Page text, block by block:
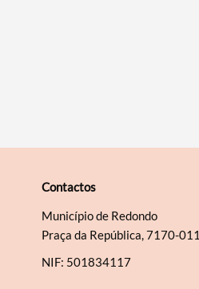
Contactos
Município de Redondo
Praça da República, 7170-011
NIF: 501834117